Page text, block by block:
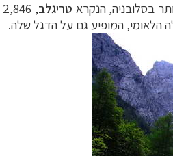
בסלובניה, הנקרא טריגלב
הלאומי, המופיע גם על הדגל שלה.